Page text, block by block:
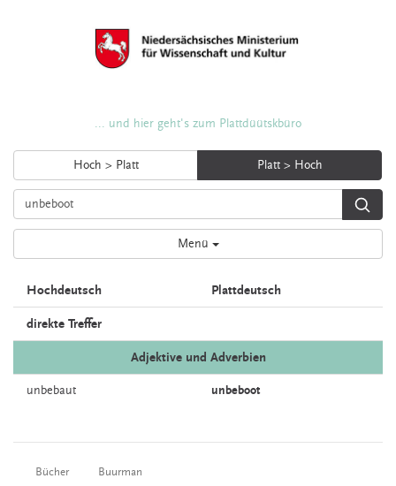
... und hier geht's zum Plattdüütskbüro
Hoch > Platt Platt > Hoch
Menü
Hochdeutsch Plattdeutsch
direkte Treffer
Adjektive und Adverbien
unbebaut unbeboot
Bücher Buurman